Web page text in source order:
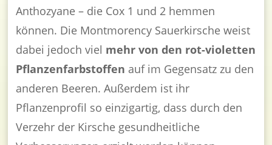
Anthozyane – die Cox 1 und 2 hemmen
können. Die Montmorency Sauerkirsche weist
dabei jedoch viel mehr von den rot-violetten
Pflanzenfarbstoffen auf im Gegensatz zu den
anderen Beeren. Außerdem ist ihr
Pflanzenprofil so einzigartig, dass durch den
Verzehr der Kirsche gesundheitliche